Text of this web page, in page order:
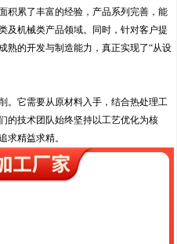
积累了丰富的经验，产品系列完善，能
及机械类产品领域。同时，针对客户提
熟的开发与制造能力，真正实现了“从设
。它需要从原材料入手，结合热处理工
的技术团队始终坚持以工艺优化为核
求精益求精。